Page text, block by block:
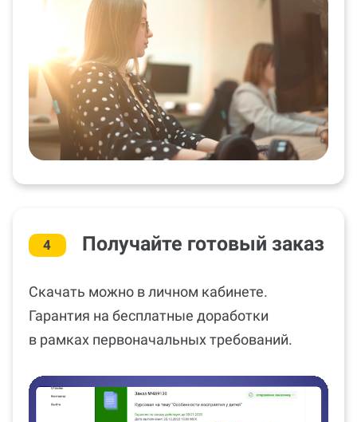
4 Получайте готовый заказ
Скачать можно в личном кабинете.
Гарантия на бесплатные доработки
в рамках первоначальных требований.